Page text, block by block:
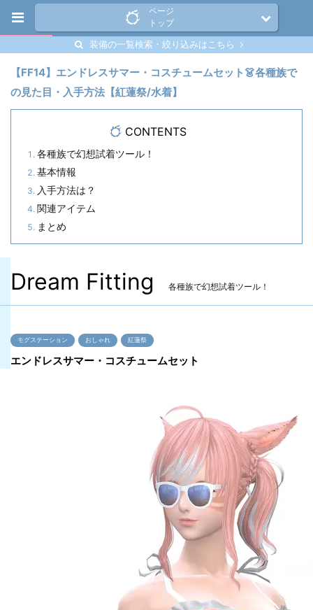
ページ
トップ
装備の一覧検索・絞り込みはこちら
【FF14】エンドレスサマー・コスチュームセット👗各種族で
の見た目・入手方法【紅蓮祭/水着】
CONTENTS
各種族で幻想試着ツール！
基本情報
入手方法は？
関連アイテム
まとめ
Dream Fitting 各種族で幻想試着ツール！
モグステーション おしゃれ 紅蓮祭
エンドレスサマー・コスチュームセット